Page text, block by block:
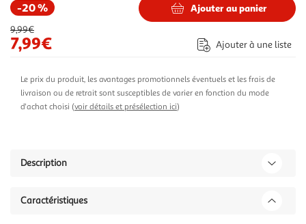
-20 %
9,99€
7,99€
Ajouter au panier
Ajouter à une liste
Le prix du produit, les avantages promotionnels éventuels et les frais de
livraison ou de retrait sont susceptibles de varier en fonction du mode
d'achat choisi (voir détails et présélection ici)
Description
Caractéristiques